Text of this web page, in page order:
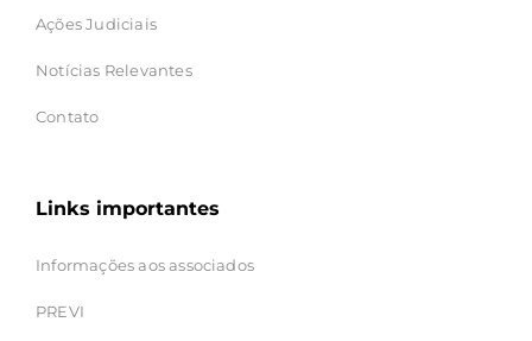
Ações Judiciais
Notícias Relevantes
Contato
Links importantes
Informações aos associados
PREVI